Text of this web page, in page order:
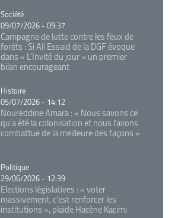
Catégorie
Société
09/07/2026 - 09:37
Campagne de lutte contre les feux de
forêts : Si Ali Essaid de la DGF évoque
dans « L'Invité du jour » un premier
bilan encourageant
Catégorie
Histoire
05/07/2026 - 14:12
Noureddine Amara : « Nous savons ce
qu’a été la colonisation et nous l’avons
combattue de la meilleure des façons »
Catégorie
Politique
29/06/2026 - 12:39
Elections législatives : « voter
massivement, c'est renforcer les
institutions », plaide Hacène Kacimi